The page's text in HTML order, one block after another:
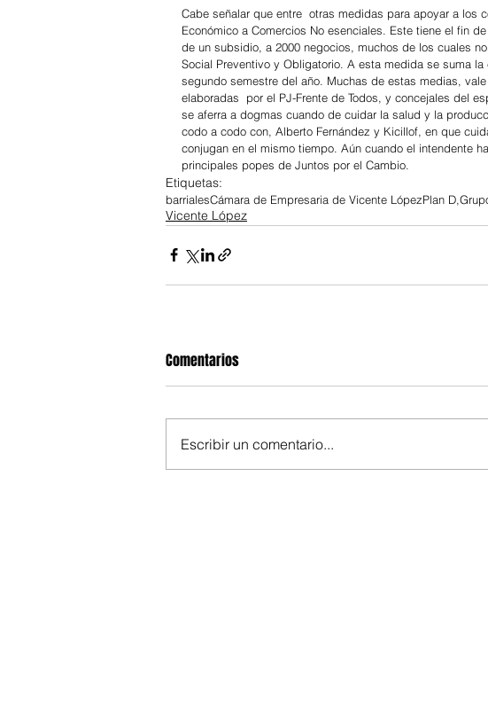
Cabe señalar que entre  otras medidas para apoyar a los
Económico a Comercios No esenciales. Este tiene el fin
de un subsidio, a 2000 negocios, muchos de los cuales
Social Preventivo y Obligatorio. A esta medida se suma
segundo semestre del año. Muchas de estas medias,
elaboradas  por el PJ-Frente de Todos, y concejales del
se aferra a dogmas cuando de cuidar la salud y la
codo a codo con, Alberto Fernández y Kicillof, en que
conjugan en el mismo tiempo. Aún cuando el intendente
principales popes de Juntos por el Cambio.
Etiquetas:
barrialesCámara de Empresaria de Vicente LópezPlan D,
Vicente López
Comentarios
Escribir un comentario...